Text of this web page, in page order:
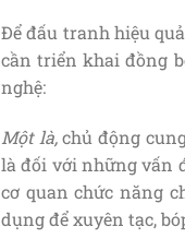
Để đấu tranh hiệu
cần triển khai đồng
nghệ:
Mộtlà,chủ động
là đối với những vấn
cơ quan chức năng
dụng để xuyên tạc,